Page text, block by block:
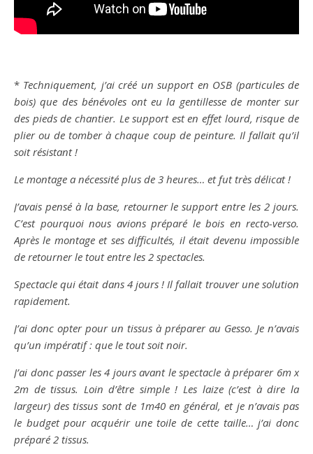
* Techniquement, j’ai créé un support en OSB (particules de
bois) que des bénévoles ont eu la gentillesse de monter sur
des pieds de chantier. Le support est en effet lourd, risque de
plier ou de tomber à chaque coup de peinture. Il fallait qu’il
soit résistant !
Le montage a nécessité plus de 3 heures… et fut très délicat !
J’avais pensé à la base, retourner le support entre les 2 jours.
C’est pourquoi nous avions préparé le bois en recto-verso.
Après le montage et ses difficultés, il était devenu impossible
de retourner le tout entre les 2 spectacles.
Spectacle qui était dans 4 jours ! Il fallait trouver une solution
rapidement.
J’ai donc opter pour un tissus à préparer au Gesso. Je n’avais
qu’un impératif : que le tout soit noir.
J’ai donc passer les 4 jours avant le spectacle à préparer 6m x
2m de tissus. Loin d’être simple ! Les laize (c’est à dire la
largeur) des tissus sont de 1m40 en général, et je n’avais pas
le budget pour acquérir une toile de cette taille… j’ai donc
préparé 2 tissus.